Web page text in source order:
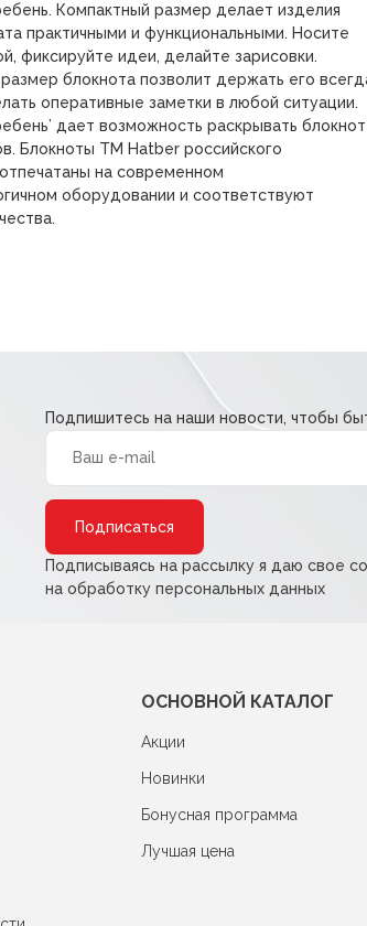
Компактный размер делает изделия
практичными и функциональными. Носите
фиксируйте идеи, делайте зарисовки.
блокнота позволит держать его
оперативные заметки в любой ситуации.
дает возможность раскрывать блокнот
Блокноты ТМ Hatber российского
на современном
оборудовании и соответствуют
Подпишитесь на наши новости, чтобы
Подписываясь на рассылку я даю свое
на обработку персональных данных
ОСНОВНОЙ КАТАЛОГ
Акции
Новинки
Бонусная программа
Лучшая цена